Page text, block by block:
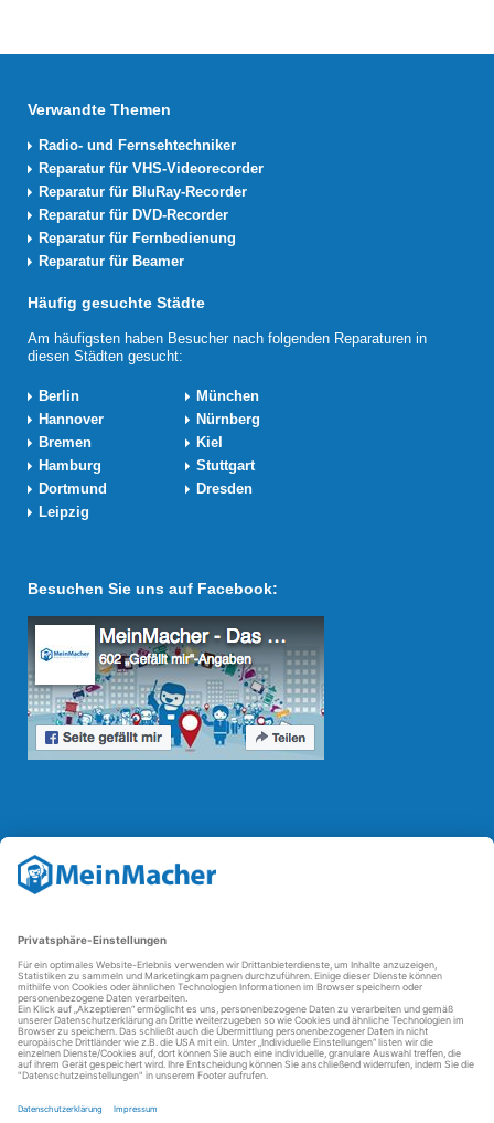
Verwandte Themen
Radio- und Fernsehtechniker
Reparatur für VHS-Videorecorder
Reparatur für BluRay-Recorder
Reparatur für DVD-Recorder
Reparatur für Fernbedienung
Reparatur für Beamer
Häufig gesuchte Städte
Am häufigsten haben Besucher nach folgenden Reparaturen in
diesen Städten gesucht:
Berlin
München
Hannover
Nürnberg
Bremen
Kiel
Hamburg
Stuttgart
Dortmund
Dresden
Leipzig
Besuchen Sie uns auf Facebook:
Reparatur Revolution
Mit derReparatur-Revolution
Reparaturbedingungen in Deutschland: Für Produkte, die sich gut
reparierenden Betriebe und des Reparatur-Know-hows in
Deutschland.
Weitere Informationen
FAQ - häufig gestellte Fragen
Partner werden
Über uns